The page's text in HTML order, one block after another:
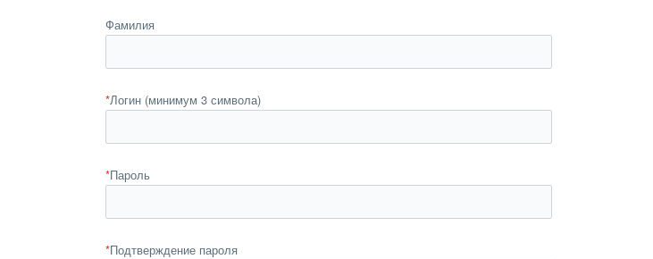
Фамилия
*Логин (минимум 3 символа)
*Пароль
*Подтверждение пароля